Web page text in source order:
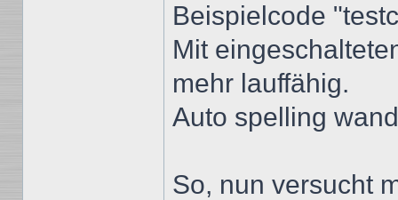
Beispielcode
Mit
mehr lauffähig.
Auto spelling
So, nun versucht